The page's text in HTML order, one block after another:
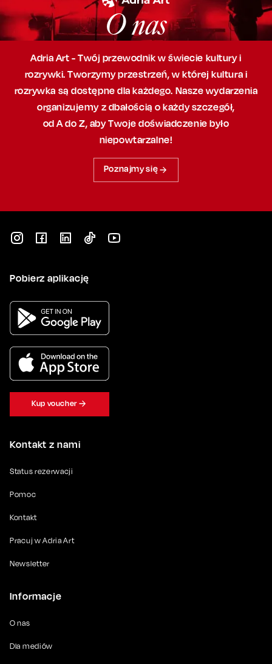
O nas
Adria Art - Twój przewodnik w świecie kultury i
rozrywki. Tworzymy przestrzeń,w której kultura i
rozrywka są dostępne dla każdego. Nasze wydarzenia
organizujemy z dbałością o każdy szczegół,
od A do Z, abyTwoje doświadczenie było
niepowtarzalne!
Poznajmy się
Kontakt z nami
Status rezerwacji
Pomoc
Kontakt
Pracuj w Adria Art
Newsletter
Informacje
O nas
Dla mediów
Pobierz aplikację
Kup voucher